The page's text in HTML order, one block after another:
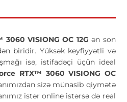
VISIONG OC 12Gən son
biridir. Yüksək keyfiyyətli və
isə, istifadəçi üçün ideal
RTX™ 3060 VISIONG OC
sizə münasib qiymətə
istər online istərsə də real